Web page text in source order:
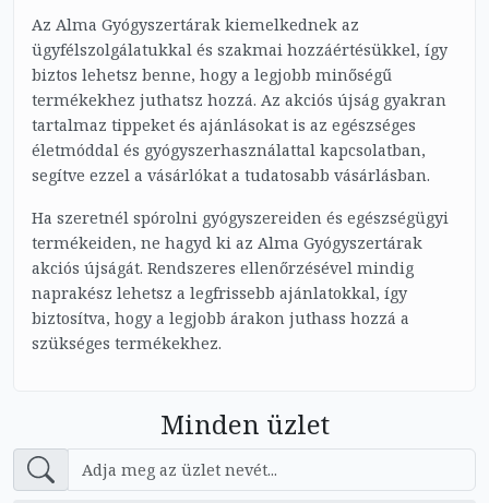
Az Alma Gyógyszertárak kiemelkednek az
ügyfélszolgálatukkal és szakmai hozzáértésükkel, így
biztos lehetsz benne, hogy a legjobb minőségű
termékekhez juthatsz hozzá. Az akciós újság gyakran
tartalmaz tippeket és ajánlásokat is az egészséges
életmóddal és gyógyszerhasználattal kapcsolatban,
segítve ezzel a vásárlókat a tudatosabb vásárlásban.
Ha szeretnél spórolni gyógyszereiden és egészségügyi
termékeiden, ne hagyd ki az Alma Gyógyszertárak
akciós újságát. Rendszeres ellenőrzésével mindig
naprakész lehetsz a legfrissebb ajánlatokkal, így
biztosítva, hogy a legjobb árakon juthass hozzá a
szükséges termékekhez.
Minden üzlet